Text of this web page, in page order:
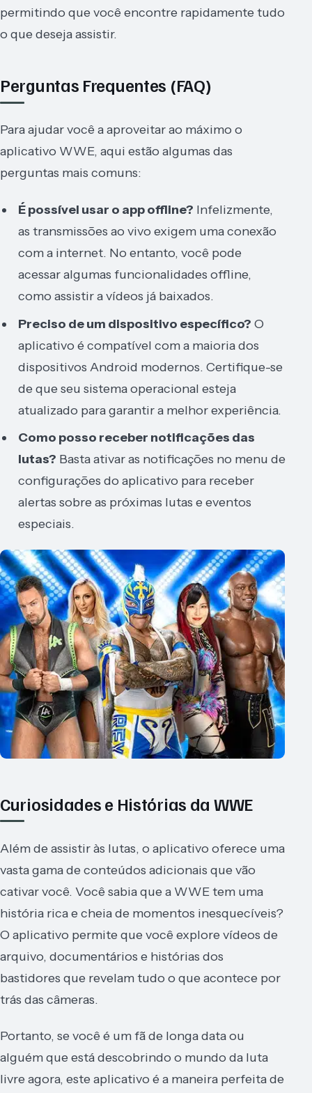
permitindo que você encontre rapidamente tudo
o que deseja assistir.
Perguntas Frequentes (FAQ)
Para ajudar você a aproveitar ao máximo o
aplicativo WWE, aqui estão algumas das
perguntas mais comuns:
É possível usar o app offline? Infelizmente,
as transmissões ao vivo exigem uma conexão
com a internet. No entanto, você pode
acessar algumas funcionalidades offline,
como assistir a vídeos já baixados.
Preciso de um dispositivo específico? O
aplicativo é compatível com a maioria dos
dispositivos Android modernos. Certifique-se
de que seu sistema operacional esteja
atualizado para garantir a melhor experiência.
Como posso receber notificações das
lutas? Basta ativar as notificações no menu de
configurações do aplicativo para receber
alertas sobre as próximas lutas e eventos
especiais.
Curiosidades e Histórias da WWE
Além de assistir às lutas, o aplicativo oferece uma
vasta gama de conteúdos adicionais que vão
cativar você. Você sabia que a WWE tem uma
história rica e cheia de momentos inesquecíveis?
O aplicativo permite que você explore vídeos de
arquivo, documentários e histórias dos
bastidores que revelam tudo o que acontece por
trás das câmeras.
Portanto, se você é um fã de longa data ou
alguém que está descobrindo o mundo da luta
livre agora, este aplicativo é a maneira perfeita de